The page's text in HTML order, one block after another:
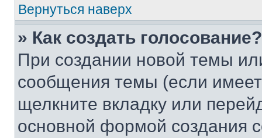
Вернуться наверх
» Как создать голосование?
При создании новой темы
сообщения темы (если
щелкните вкладку или
основной формой создания